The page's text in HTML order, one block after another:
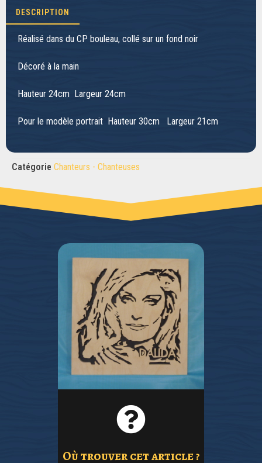
DESCRIPTION
Réalisé dans du CP bouleau, collé sur un fond noir
Décoré à la main
Hauteur 24cm Largeur 24cm
Pour le modèle portrait Hauteur 30cm Largeur 21cm
Catégorie Chanteurs - Chanteuses
Où trouver cet article ?
Où trouver cet
article ?
ME
CONTACTER